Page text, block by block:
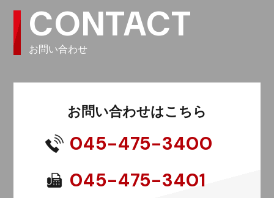
CONTACT
お問い合わせ
お問い合わせはこちら
045-475-3400
045-475-3401